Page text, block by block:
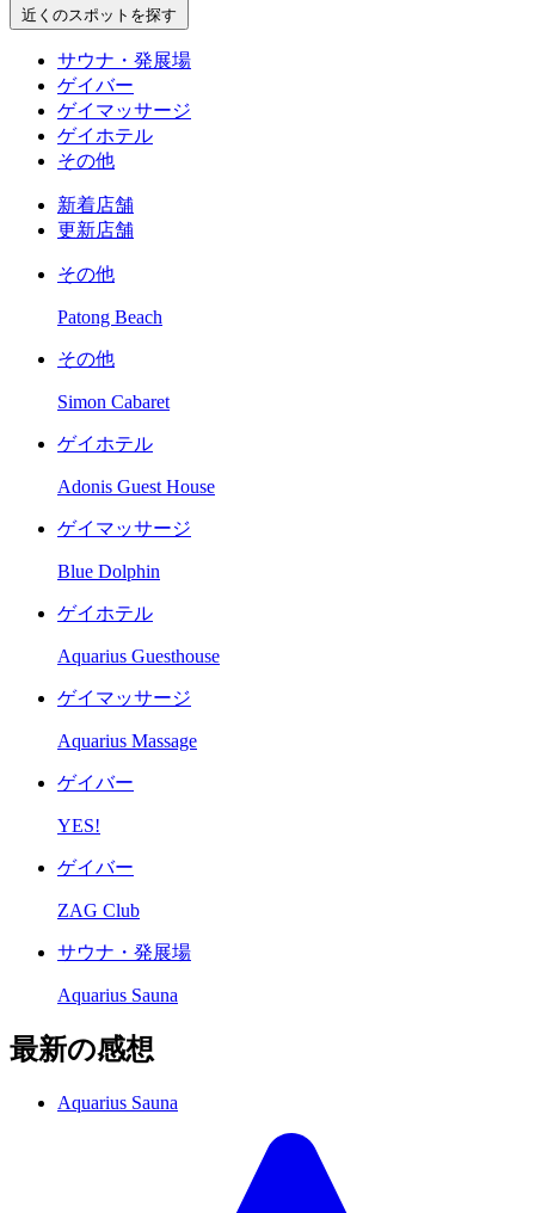
近くのスポットを探す
サウナ・発展場
ゲイバー
ゲイマッサージ
ゲイホテル
その他
新着店舗
更新店舗
その他
Patong Beach
その他
Simon Cabaret
ゲイホテル
Adonis Guest House
ゲイマッサージ
Blue Dolphin
ゲイホテル
Aquarius Guesthouse
ゲイマッサージ
Aquarius Massage
ゲイバー
YES!
ゲイバー
ZAG Club
サウナ・発展場
Aquarius Sauna
最新の感想
Aquarius Sauna